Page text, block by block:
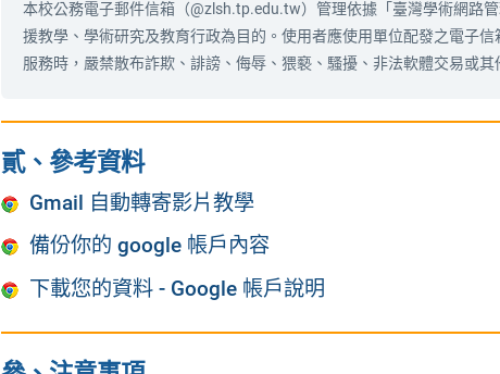
本校公務電子郵件信箱（@zlsh.tp.edu.tw）管理依據「臺灣學術網路
援教學、學術研究及教育行政為目的。使用者應使用單位配發之電子
服務時，嚴禁散布詐欺、誹謗、侮辱、猥褻、騷擾、非法軟體交易或
貳、參考資料
Gmail 自動轉寄影片教學
備份你的 google 帳戶內容
下載您的資料 - Google 帳戶說明